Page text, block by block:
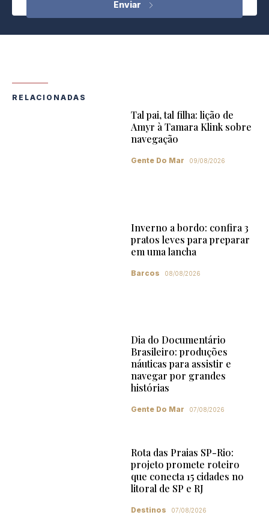
RELACIONADAS
Tal pai, tal filha: lição de
Amyr à Tamara Klink sobre
navegação
Gente Do Mar 09/08/2026
Inverno a bordo: confira 3
pratos leves para preparar
em uma lancha
Barcos 08/08/2026
Dia do Documentário
Brasileiro: produções
náuticas para assistir e
navegar por grandes
histórias
Gente Do Mar 07/08/2026
Rota das Praias SP-Rio:
projeto promete roteiro
que conecta 15 cidades no
litoral de SP e RJ
Destinos 07/08/2026